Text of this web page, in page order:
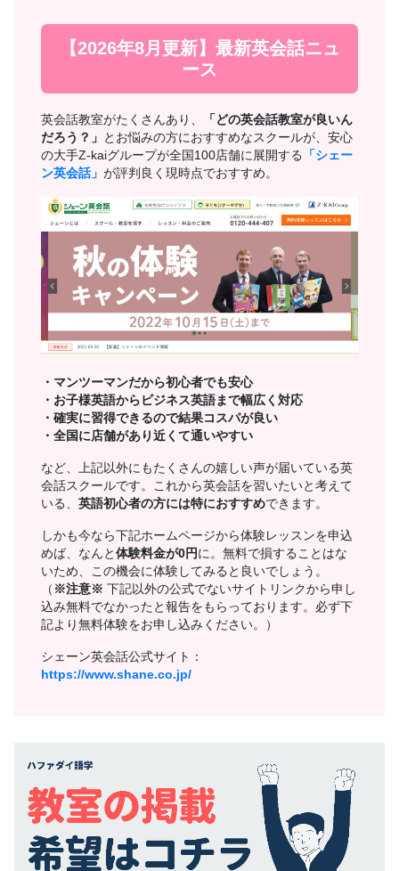
【2026年8月更新】最新英会話ニュ
ース
英会話教室がたくさんあり、
「どの英会話教室が良いん
だろう？」 とお悩みの方におすすめなスクールが、安心
の大手Z-kaiグループが全国100店舗に展開する
「シェー
ン英会話」 が評判良く現時点でおすすめ。
・マンツーマンだから初心者でも安心
・お子様英語からビジネス英語まで幅広く対応
・確実に習得できるので結果コスパが良い
・全国に店舗があり近くて通いやすい
など、上記以外にもたくさんの嬉しい声が届いている英
会話スクールです。これから英会話を習いたいと考えて
いる、 英語初心者の方には特におすすめできます。
しかも今なら下記ホームページから体験レッスンを申込
めば、なんと 体験料金が0円 に。無料で損することはな
いため、この機会に体験してみると良いでしょう。
（ ※注意※ 下記以外の公式でないサイトリンクから申し
込み無料でなかったと報告をもらっております。必ず下
記より無料体験をお申し込みください。）
シェーン英会話公式サイト：
https://www.shane.co.jp/